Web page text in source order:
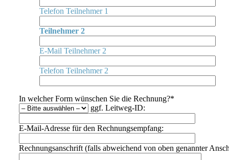
Telefon Teilnehmer 1
Teilnehmer 2
E-Mail Teilnehmer 2
Telefon Teilnehmer 2
In welcher Form wünschen Sie die Rechnung?*
ggf. Leitweg-ID:
E-Mail-Adresse für den Rechnungsempfang:
Rechnungsanschrift (falls abweichend von oben genannter